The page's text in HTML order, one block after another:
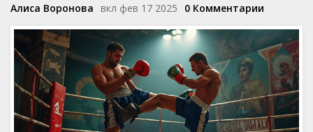
Алиса Воронова вкл фев 17 2025 0 Комментарии